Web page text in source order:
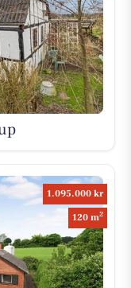
1.095.000 kr
120 m2